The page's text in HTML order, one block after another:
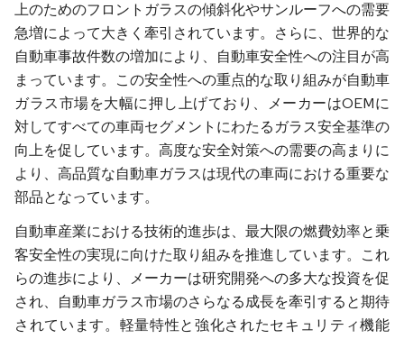
上のためのフロントガラスの傾斜化やサンルーフへの需要
急増によって大きく牽引されています。さらに、世界的な
自動車事故件数の増加により、自動車安全性への注目が高
まっています。この安全性への重点的な取り組みが自動車
ガラス市場を大幅に押し上げており、メーカーはOEMに
対してすべての車両セグメントにわたるガラス安全基準の
向上を促しています。高度な安全対策への需要の高まりに
より、高品質な自動車ガラスは現代の車両における重要な
部品となっています。
自動車産業における技術的進歩は、最大限の燃費効率と乗
客安全性の実現に向けた取り組みを推進しています。これ
らの進歩により、メーカーは研究開発への多大な投資を促
され、自動車ガラス市場のさらなる成長を牽引すると期待
されています。軽量特性と強化されたセキュリティ機能